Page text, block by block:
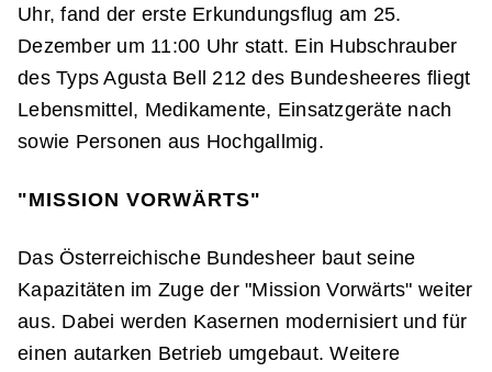
Uhr, fand der erste Erkundungsflug am 25.
Dezember um 11:00 Uhr statt. Ein Hubschrauber
des Typs Agusta Bell 212 des Bundesheeres fliegt
Lebensmittel, Medikamente, Einsatzgeräte nach
sowie Personen aus Hochgallmig.
"MISSION VORWÄRTS"
Das Österreichische Bundesheer baut seine
Kapazitäten im Zuge der "Mission Vorwärts" weiter
aus. Dabei werden Kasernen modernisiert und für
einen autarken Betrieb umgebaut. Weitere